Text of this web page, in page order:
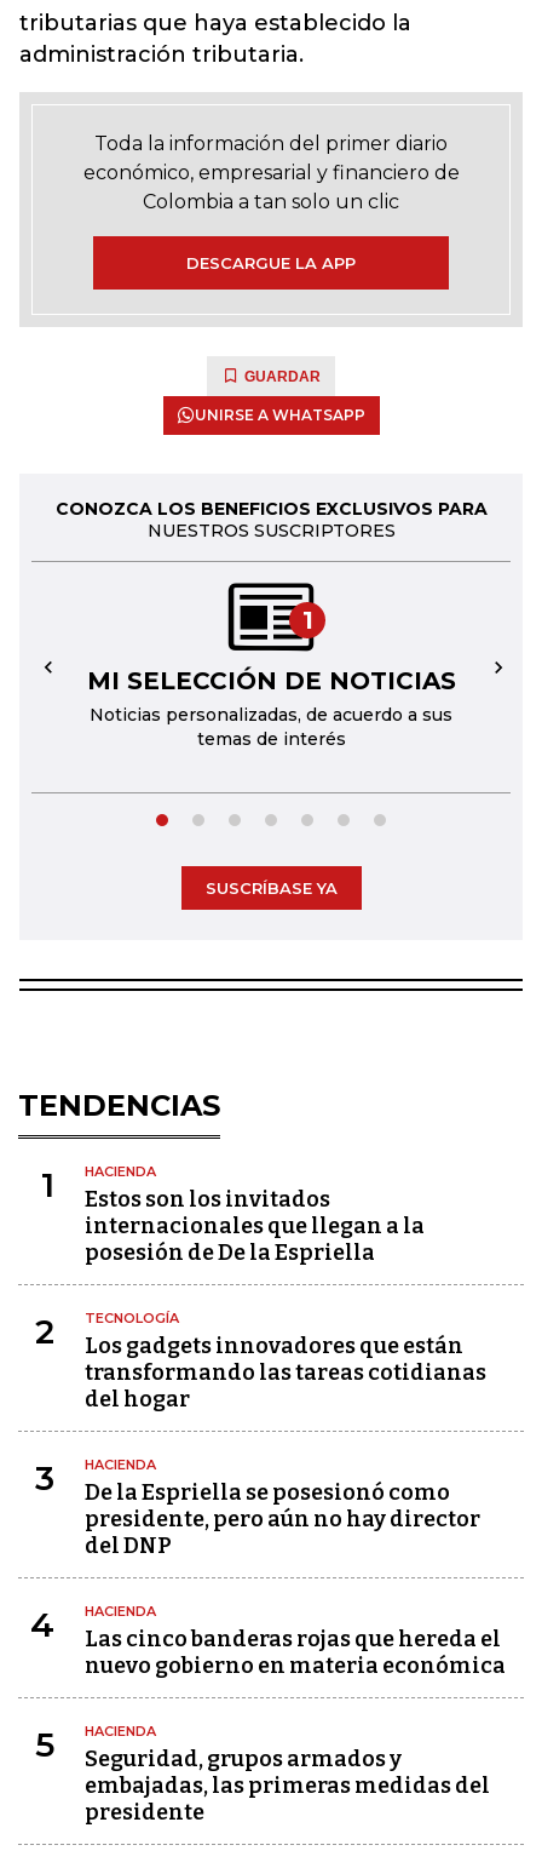
tributarias que haya establecido la
administración tributaria.
Toda la información del primer diario
económico, empresarial y financiero de
Colombia a tan solo un clic
DESCARGUE LA APP
GUARDAR
UNIRSE A WHATSAPP
CONOZCA LOS BENEFICIOS EXCLUSIVOS PARA
NUESTROS SUSCRIPTORES
1
MI SELECCIÓN DE NOTICIAS
Noticias personalizadas, de acuerdo a sus
temas de interés
← →
SUSCRÍBASE YA
TENDENCIAS
1 HACIENDA
Estos son los invitados
internacionales que llegan a la
posesión de De la Espriella
2 TECNOLOGÍA
Los gadgets innovadores que están
transformando las tareas cotidianas
del hogar
3 HACIENDA
De la Espriella se posesionó como
presidente, pero aún no hay director
del DNP
4 HACIENDA
Las cinco banderas rojas que hereda el
nuevo gobierno en materia económica
5 HACIENDA
Seguridad, grupos armados y
embajadas, las primeras medidas del
presidente